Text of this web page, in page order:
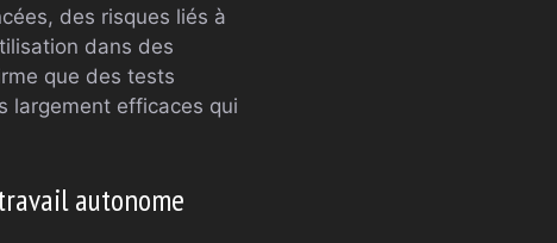
des risques liés à
dans des
que des tests
largement efficaces qui
autonome